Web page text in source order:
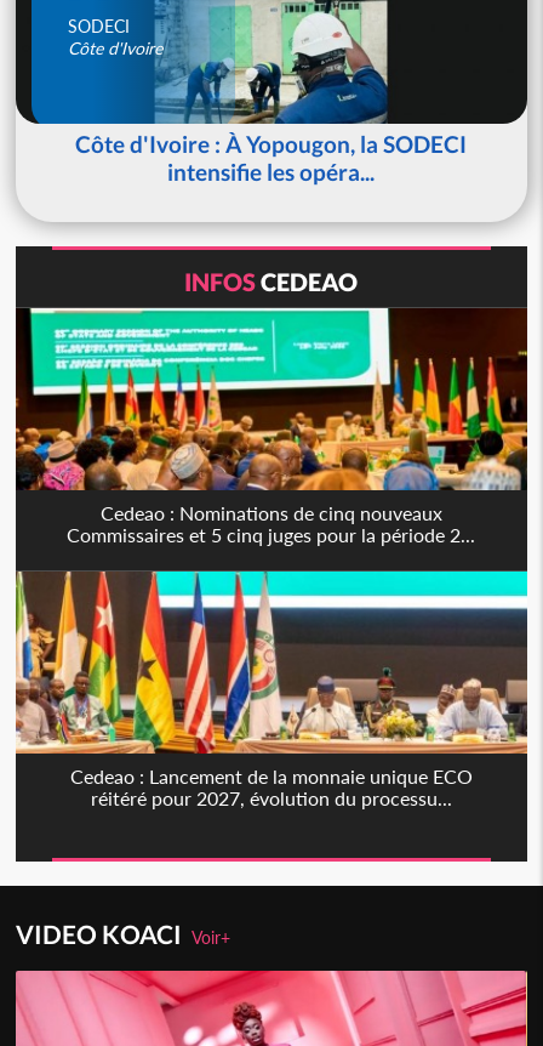
SODECI
Côte d'Ivoire
Côte d'Ivoire : À Yopougon, la SODECI
intensifie les opéra...
INFOSCEDEAO
Cedeao : Nominations de cinq nouveaux
Commissaires et 5 cinq juges pour la période 2...
Cedeao : Lancement de la monnaie unique ECO
réitéré pour 2027, évolution du processu...
VIDEO KOACIVoir+